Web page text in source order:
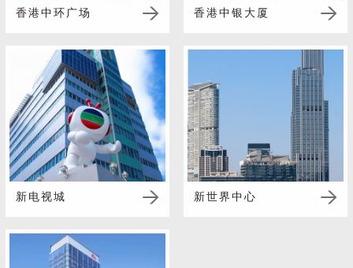
香港中环广场 香港中银大厦
新电视城 新世界中心